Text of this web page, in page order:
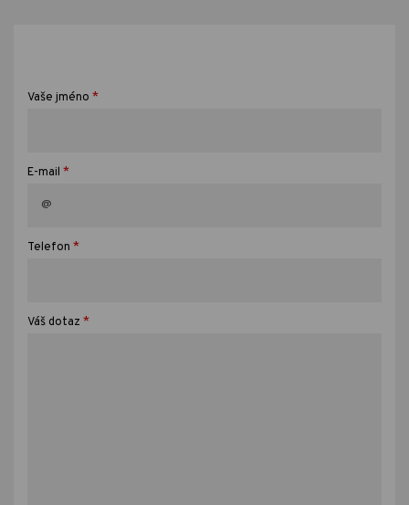
Vaše jméno *
E-mail *
Telefon *
Váš dotaz *